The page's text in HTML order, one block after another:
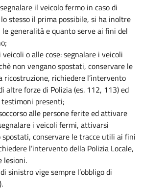
il veicolo fermo in caso di
stesso il prima possibile, si ha inoltre
le generalità e quanto serve ai fini del
o alle cose: segnalare i veicoli
non vengano spostati, conservare le
richiedere l’intervento
altre forze di Polizia (es. 112, 113) ed
presenti;
alle persone ferite ed attivare
i veicoli fermi, attivarsi
conservare le tracce utili ai fini
l’intervento della Polizia Locale,
lesioni.
sinistro vige sempre l’obbligo di